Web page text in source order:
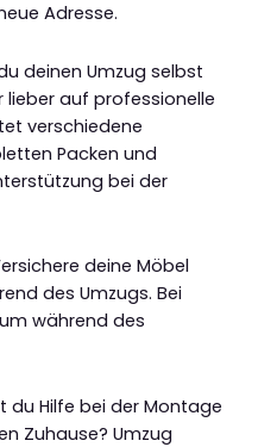
Adresse.
deinen Umzug selbst
auf professionelle
verschiedene
Packen und
bei der
deine Möbel
des Umzugs. Bei
während des
du Hilfe bei der Montage
Zuhause? Umzug